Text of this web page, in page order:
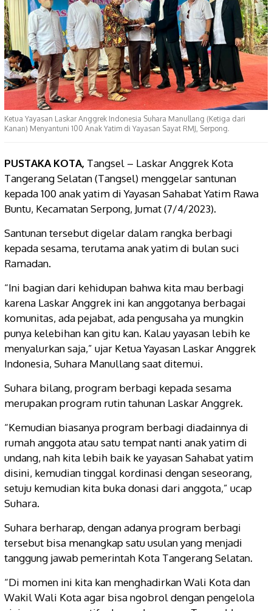
Ketua Yayasan Laskar Anggrek Indonesia Suhara Manullang (Ketiga dari
Kanan) Menyantuni 100 Anak Yatim di Yayasan Sayat RMJ, Serpong.
PUSTAKA KOTA, Tangsel – Laskar Anggrek Kota
Tangerang Selatan (Tangsel) menggelar santunan
kepada 100 anak yatim di Yayasan Sahabat Yatim Rawa
Buntu, Kecamatan Serpong, Jumat (7/4/2023).
Santunan tersebut digelar dalam rangka berbagi
kepada sesama, terutama anak yatim di bulan suci
Ramadan.
“Ini bagian dari kehidupan bahwa kita mau berbagi
karena Laskar Anggrek ini kan anggotanya berbagai
komunitas, ada pejabat, ada pengusaha ya mungkin
punya kelebihan kan gitu kan. Kalau yayasan lebih ke
menyalurkan saja,” ujar Ketua Yayasan Laskar Anggrek
Indonesia, Suhara Manullang saat ditemui.
Suhara bilang, program berbagi kepada sesama
merupakan program rutin tahunan Laskar Anggrek.
“Kemudian biasanya program berbagi diadainnya di
rumah anggota atau satu tempat nanti anak yatim di
undang, nah kita lebih baik ke yayasan Sahabat yatim
disini, kemudian tinggal kordinasi dengan seseorang,
setuju kemudian kita buka donasi dari anggota,” ucap
Suhara.
Suhara berharap, dengan adanya program berbagi
tersebut bisa menangkap satu usulan yang menjadi
tanggung jawab pemerintah Kota Tangerang Selatan.
“Di momen ini kita kan menghadirkan Wali Kota dan
Wakil Wali Kota agar bisa ngobrol dengan pengelola